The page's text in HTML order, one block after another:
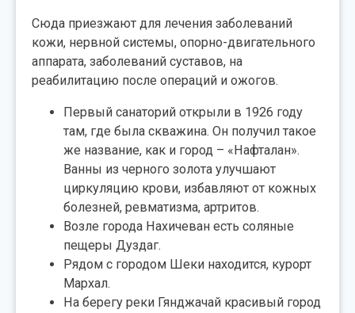
Сюда приезжают для лечения заболеваний
кожи, нервной системы, опорно-двигательного
аппарата, заболеваний суставов, на
реабилитацию после операций и ожогов.
Первый санаторий открыли в 1926 году
там, где была скважина. Он получил такое
же название, как и город – «Нафталан».
Ванны из черного золота улучшают
циркуляцию крови, избавляют от кожных
болезней, ревматизма, артритов.
Возле города Нахичеван есть соляные
пещеры Дуздаг.
Рядом с городом Шеки находится, курорт
Мархал.
На берегу реки Гянджачай красивый город